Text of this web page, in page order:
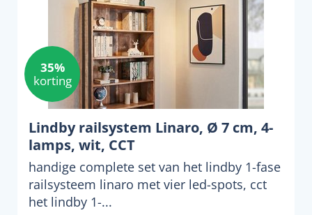
35%
korting
Lindby railsystem Linaro, Ø 7 cm, 4-
lamps, wit, CCT
handige complete set van het lindby 1-fase
railsysteem linaro met vier led-spots, cct
het lindby 1-...